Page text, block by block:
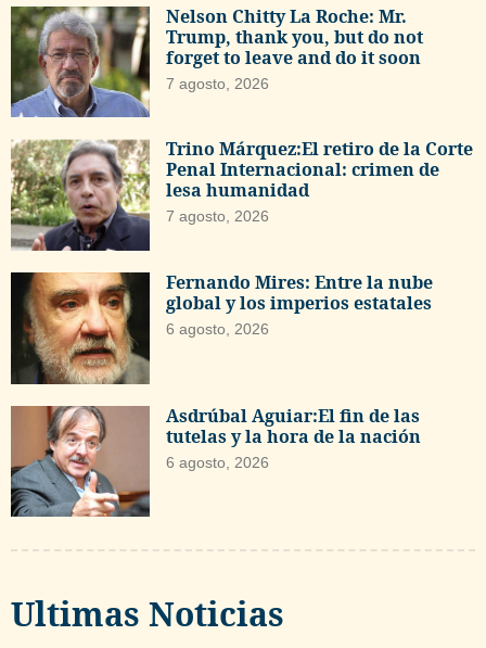
Nelson Chitty La Roche: Mr.
Trump, thank you, but do not
forget to leave and do it soon
7 agosto, 2026
Trino Márquez:El retiro de la Corte
Penal Internacional: crimen de
lesa humanidad
7 agosto, 2026
Fernando Mires: Entre la nube
global y los imperios estatales
6 agosto, 2026
Asdrúbal Aguiar:El fin de las
tutelas y la hora de la nación
6 agosto, 2026
Ultimas Noticias